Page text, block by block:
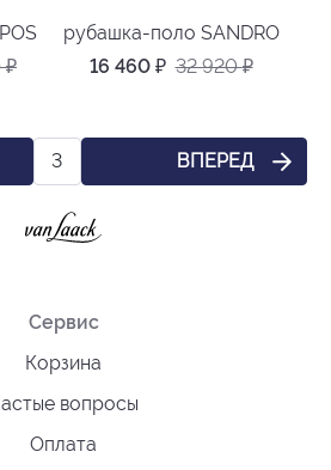
₽
рубашка-поло SANDRO
16 460 ₽ 32 920₽
3 ВПЕРЕД
Сервис
Корзина
вопросы
Оплата